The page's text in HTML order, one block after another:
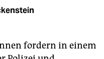
fordern in einem